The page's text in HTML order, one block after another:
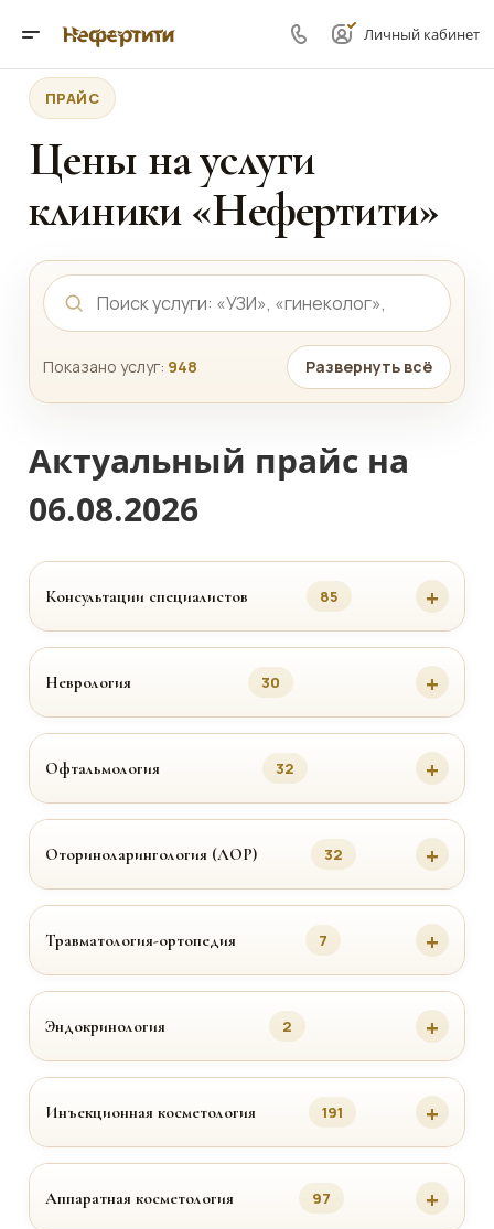
Личный кабинет
ПРАЙС
Цены на услуги
клиники «Нефертити»
Показано услуг: 948 Развернуть всё
Актуальный прайс на
06.08.2026
Консультации специалистов 85
Неврология 30
Офтальмология 32
Оториноларингология (ЛОР) 32
Травматология-ортопедия 7
Эндокринология 2
Инъекционная косметология 191
Аппаратная косметология 97